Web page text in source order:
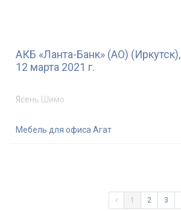
АКБ «Ланта-Банк» (АО) (Иркутск),
12 марта 2021 г.
Ясень Шимо
Мебель для офиса Агат
1 2 3